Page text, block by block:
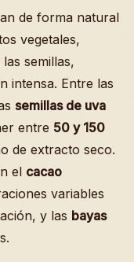
de forma natural
vegetales,
semillas,
intensa. Entre las
semillas de uva
entre 50 y 150
de extracto seco.
el cacao
variables
y las bayas